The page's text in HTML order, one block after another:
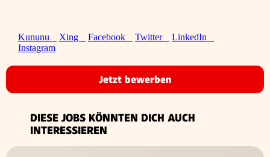
Kununu Xing Facebook Twitter
LinkedIn
Instagram
Jetzt bewerben
DIESE JOBS KÖNNTEN DICH AUCH
INTERESSIEREN